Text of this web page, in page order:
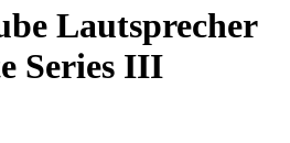
Lautsprecher
Series III